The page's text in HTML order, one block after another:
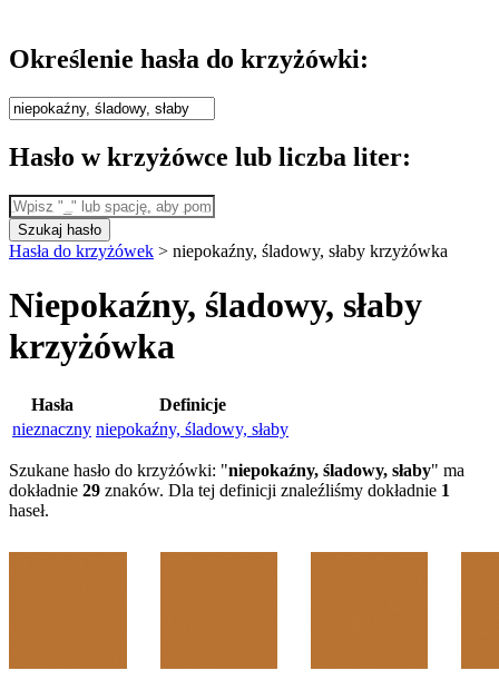
Określenie hasła do krzyżówki:
Hasło w krzyżówce lub liczba liter:
Szukaj hasło
Hasła do krzyżówek > niepokaźny, śladowy, słaby krzyżówka
Niepokaźny, śladowy, słaby
krzyżówka
Hasła
Definicje
nieznaczny niepokaźny, śladowy, słaby
Szukane hasło do krzyżówki: "niepokaźny, śladowy, słaby" ma
dokładnie 29 znaków. Dla tej definicji znaleźliśmy dokładnie 1
haseł.